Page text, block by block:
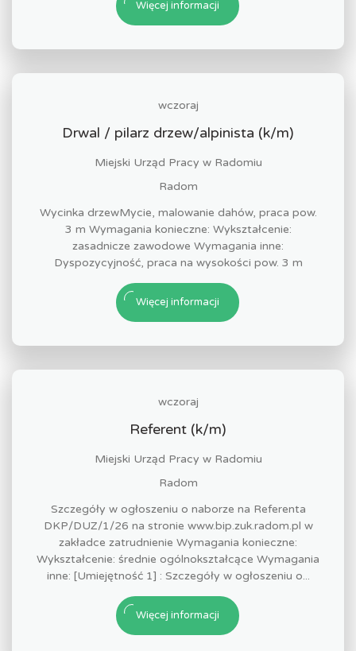
Więcej informacji
wczoraj
Drwal / pilarz drzew/alpinista (k/m)
Miejski Urząd Pracy w Radomiu
Radom
Wycinka drzewMycie, malowanie dahów, praca pow.
3 m Wymagania konieczne: Wykształcenie:
zasadnicze zawodowe Wymagania inne:
Dyspozycyjność, praca na wysokości pow. 3 m
Więcej informacji
wczoraj
Referent (k/m)
Miejski Urząd Pracy w Radomiu
Radom
Szczegóły w ogłoszeniu o naborze na Referenta
DKP/DUZ/1/26 na stronie www.bip.zuk.radom.pl w
zakładce zatrudnienie Wymagania konieczne:
Wykształcenie: średnie ogólnokształcące Wymagania
inne: [Umiejętność 1] : Szczegóły w ogłoszeniu o...
Więcej informacji